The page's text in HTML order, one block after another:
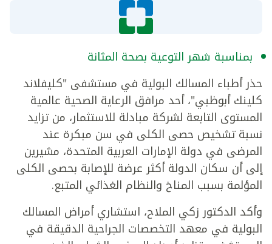
بمناسبة شهر التوعية بصحة المثانة
حذر أطباء المسالك البولية في مستشفى "كليفلاند
كلينك أبوظبي"، أحد مرافق الرعاية الصحية عالمية
المستوى التابعة لشركة مبادلة للاستثمار، من تزايد
نسبة تشخيص حصى الكلى في سن مبكرة عند
المرضى في دولة الإمارات العربية المتحدة، مشيرين
إلى أن سكان الدولة أكثر عرضة للإصابة بحصى الكلى
المؤلمة بسبب المناخ والنظام الغذائي المتبع.
وأكد الدكتور زكي الملاح، استشاري أمراض المسالك
البولية في معهد التخصصات الجراحية الدقيقة في